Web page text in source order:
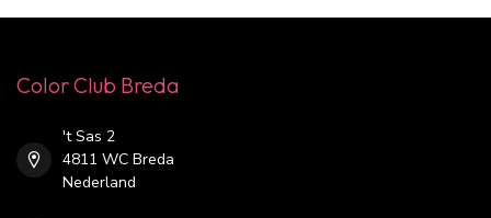
Color Club Breda
't Sas 2
4811 WC Breda
Nederland